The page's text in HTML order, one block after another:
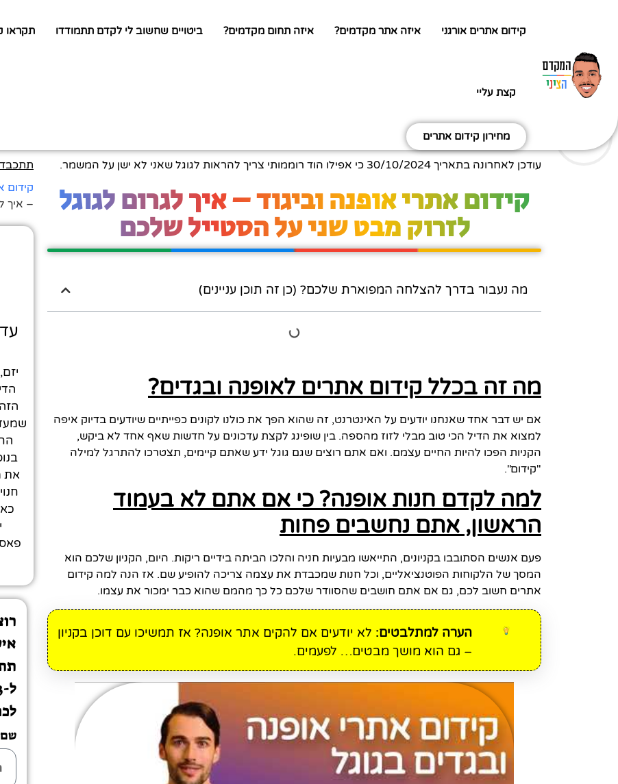
קידום אתרים אורגני איזה אתר מקדמים? איזה תחום מקדמים? ביטויים שחשוב לי לקדם תתמודדו תקראו
קצת עליי
מחירון קידום אתרים
עודכן לאחרונה בתאריך 30/10/2024 כי אפילו הוד רוממותי צריך להראות לגוגל שאני לא ישן על המשמר.
קידום אתרי אופנה וביגוד – איך לגרום לגוגל
לזרוק מבט שני על הסטייל שלכם
מה נעבור בדרך להצלחה המפוארת שלכם? (כן זה תוכן עניינים)
מה זה בכלל קידום אתרים לאופנה ובגדים?
אם יש דבר אחד שאנחנו יודעים על האינטרנט, זה שהוא הפך את כולנו לקונים כפייתיים שיודעים בדיוק איפה
למצוא את הדיל הכי טוב מבלי לזוז מהספה. בין שופינג לקצת עדכונים על חדשות שאף אחד לא ביקש,
הקניות הפכו להיות החיים עצמם. ואם אתם רוצים שגם גוגל ידע שאתם קיימים, תצטרכו להתרגל למילה
"קידום".
למה לקדם חנות אופנה? כי אם אתם לא בעמוד
הראשון, אתם נחשבים פחות
פעם אנשים הסתובבו בקניונים, התייאשו מבעיות חניה והלכו הביתה בידיים ריקות. היום, הקניון שלכם הוא
המסך של הלקוחות הפוטנציאליים, וכל חנות שמכבדת את עצמה צריכה להופיע שם. אז הנה למה קידום
אתרים חשוב לכם, גם אם אתם חושבים שהסוודר שלכם כל כך מהמם שהוא כבר ימכור את עצמו.
הערה למתלבטים: לא יודעים אם להקים אתר אופנה? אז תמשיכו עם דוכן בקניון
– גם הוא מושך מבטים… לפעמים.
קידום
– איך
שם